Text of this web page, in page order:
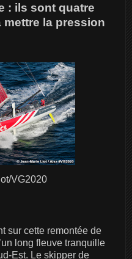
: ils sont quatre
la pression
VG2020
sur cette remontée de
long fleuve tranquille
Est. Le skipper de